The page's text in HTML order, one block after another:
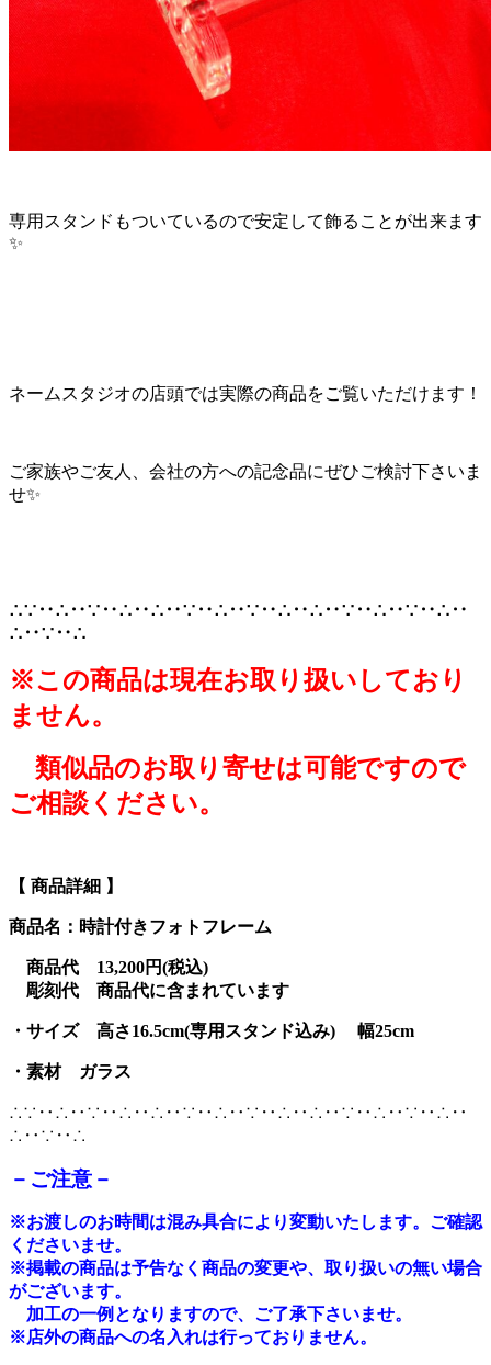
専用スタンドもついているので安定して飾ることが出来ます
✨
ネームスタジオの店頭では実際の商品をご覧いただけます！
ご家族やご友人、会社の方への記念品にぜひご検討下さいま
せ✨
∴∵‥∴‥∵‥∴‥∴‥∵‥∴‥∵‥∴‥∴‥∵‥∴‥∵‥∴‥
∴‥∵‥∴
※この商品は現在お取り扱いしており
ません。
類似品のお取り寄せは可能ですので
ご相談ください。
【 商品詳細 】
商品名：時計付きフォトフレーム
商品代 13,200円(税込)
彫刻代 商品代に含まれています
・サイズ 高さ16.5cm(専用スタンド込み) 幅25cm
・素材 ガラス
∴∵‥∴‥∵‥∴‥∴‥∵‥∴‥∵‥∴‥∴‥∵‥∴‥∵‥∴‥
∴‥∵‥∴
－ご注意－
※お渡しのお時間は混み具合により変動いたします。ご確認
くださいませ。
※掲載の商品は予告なく商品の変更や、取り扱いの無い場合
がございます。
加工の一例となりますので、ご了承下さいませ。
※店外の商品への名入れは行っておりません。